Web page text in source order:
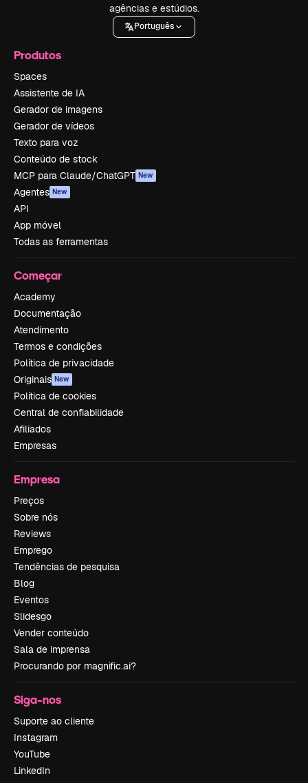
agências e estúdios.
Português
Produtos
Spaces
Assistente de IA
Gerador de imagens
Gerador de vídeos
Texto para voz
Conteúdo de stock
MCP para Claude/ChatGPT New
Agentes New
API
App móvel
Todas as ferramentas
Começar
Academy
Documentação
Atendimento
Termos e condições
Política de privacidade
Originais New
Política de cookies
Central de confiabilidade
Afiliados
Empresas
Empresa
Preços
Sobre nós
Reviews
Emprego
Tendências de pesquisa
Blog
Eventos
Slidesgo
Vender conteúdo
Sala de imprensa
Procurando por magnific.ai?
Siga-nos
Suporte ao cliente
Instagram
YouTube
LinkedIn